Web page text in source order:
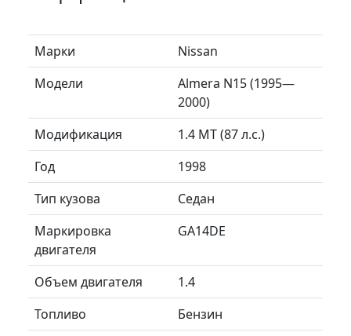
Марки
Nissan
Модели
Almera N15 (1995—
2000)
Модификация
1.4 MT (87 л.с.)
Год
1998
Тип кузова
Седан
Маркировка
двигателя
GA14DE
Объем двигателя
1.4
Топливо
Бензин